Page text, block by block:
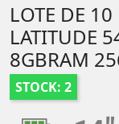
LOTE DE 10
LATITUDE
8GBRAM
STOCK: 2